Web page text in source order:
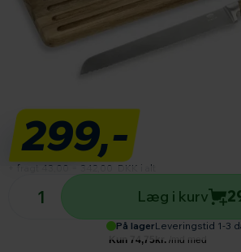
299,-
+ fragt 43,00 342,00 DKK i alt
På lager Leveringstid 1-3
Antal produkter
Læg i kurv